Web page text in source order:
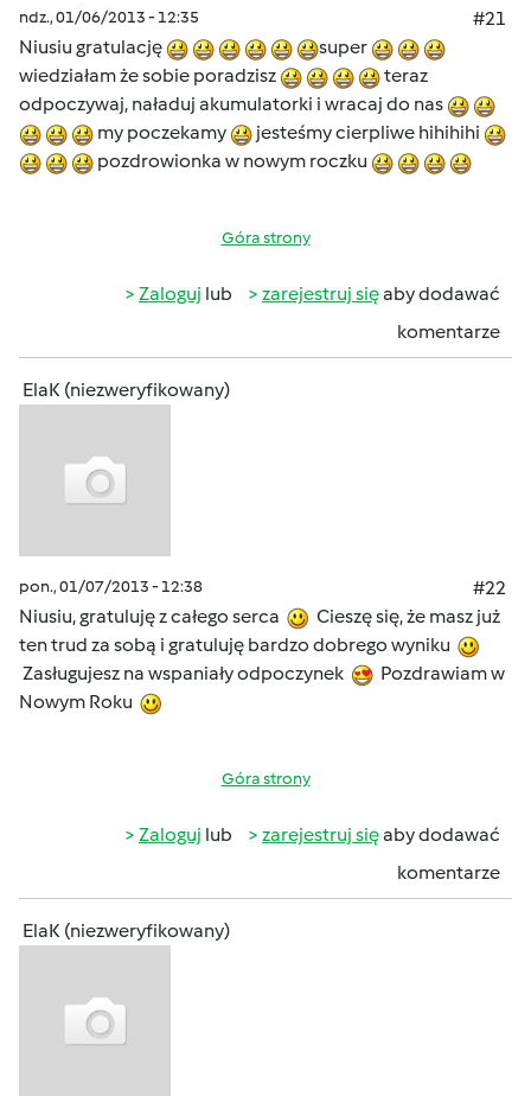
ndz., 01/06/2013 - 12:35
#21
Niusiu gratulację
super
wiedziałam że sobie poradzisz
teraz
odpoczywaj, naładuj akumulatorki i wracaj do nas
my poczekamy
jesteśmy cierpliwe hihihihi
pozdrowionka w nowym roczku
Góra strony
Zaloguj lub zarejestruj sięaby dodawać
komentarze
ElaK (niezweryfikowany)
pon., 01/07/2013 - 12:38
#22
Niusiu, gratuluję z całego serca
Cieszę się, że masz już
ten trud za sobą i gratuluję bardzo dobrego wyniku
Zasługujesz na wspaniały odpoczynek
Pozdrawiam w
Nowym Roku
Góra strony
Zaloguj lub zarejestruj sięaby dodawać
komentarze
ElaK (niezweryfikowany)